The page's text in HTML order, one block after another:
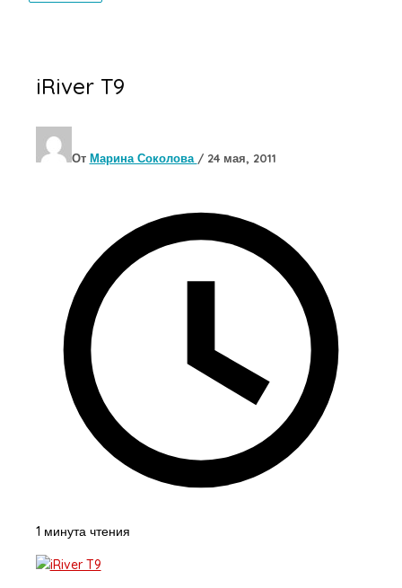
iRiver T9
От Марина Соколова / 24 мая, 2011
1 минута чтения